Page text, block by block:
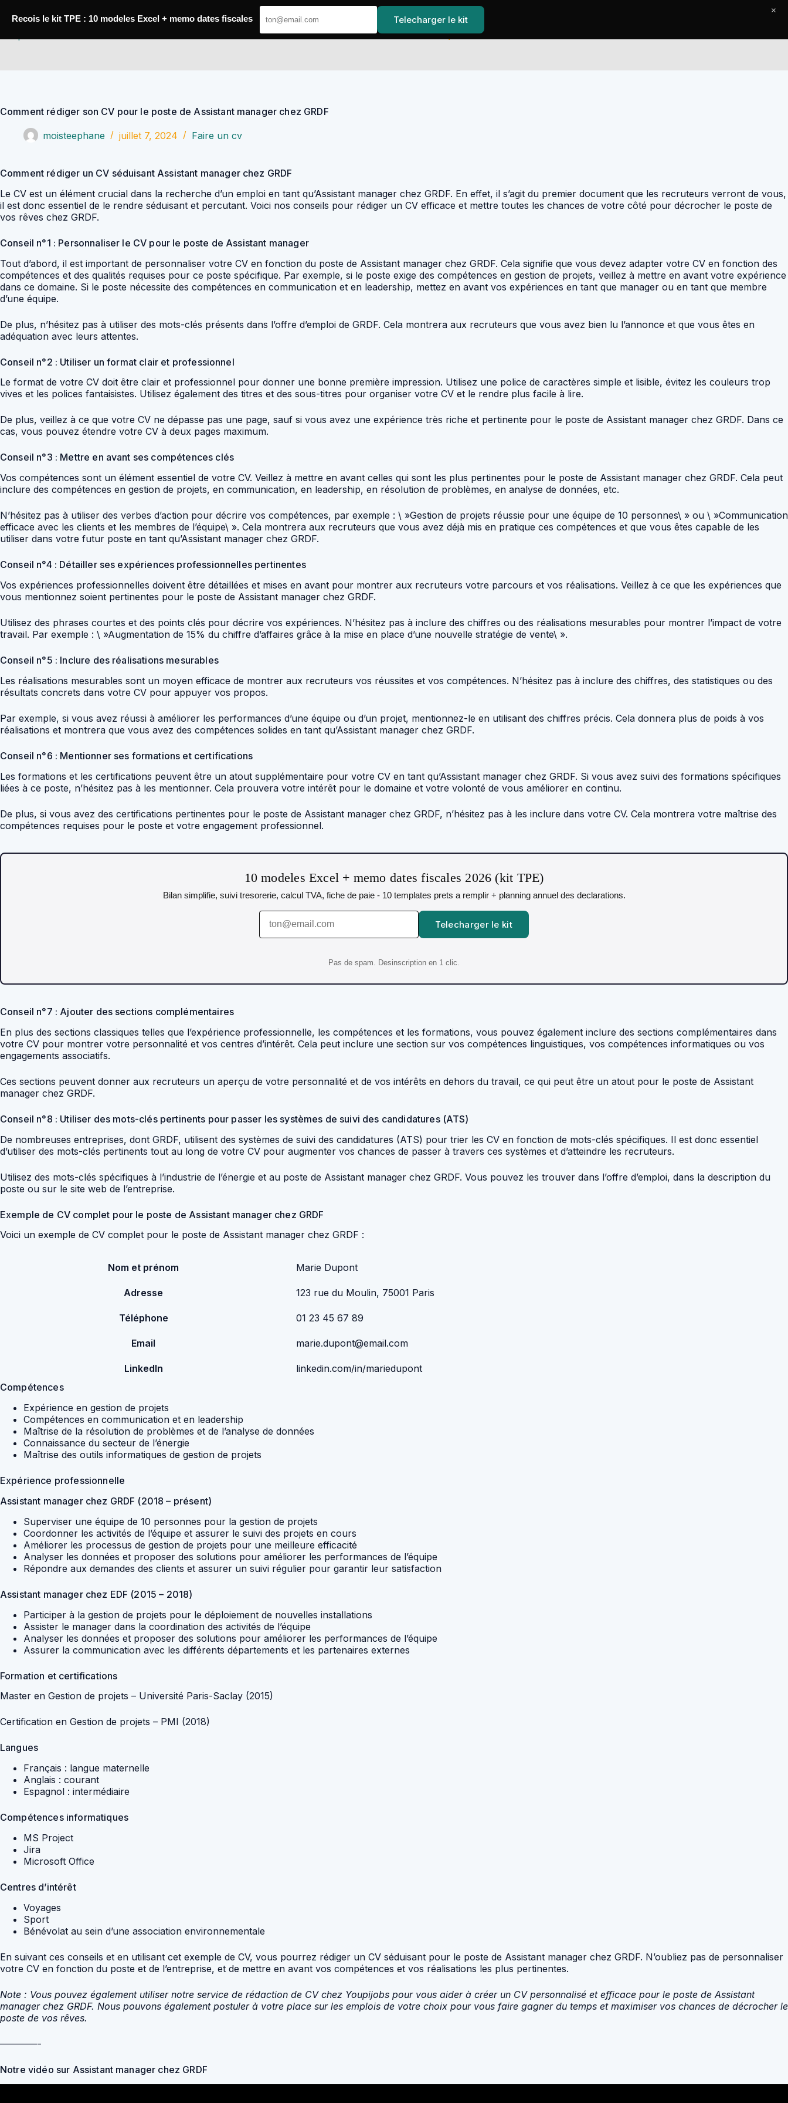
Comment rédiger son CV pour le poste de Assistant manager chez GRDF
moisteephane juillet 7, 2024 Faire un cv
Comment rédiger un CV séduisant Assistant manager chez GRDF
Le CV est un élément crucial dans la recherche d’un emploi en tant qu’Assistant manager chez GRDF. En effet, il s’agit du premier document que les recruteurs verront de vous,
il est donc essentiel de le rendre séduisant et percutant. Voici nos conseils pour rédiger un CV efficace et mettre toutes les chances de votre côté pour décrocher le poste de
vos rêves chez GRDF.
Conseil n°1 : Personnaliser le CV pour le poste de Assistant manager
Tout d’abord, il est important de personnaliser votre CV en fonction du poste de Assistant manager chez GRDF. Cela signifie que vous devez adapter votre CV en fonction des
compétences et des qualités requises pour ce poste spécifique. Par exemple, si le poste exige des compétences en gestion de projets, veillez à mettre en avant votre expérience
dans ce domaine. Si le poste nécessite des compétences en communication et en leadership, mettez en avant vos expériences en tant que manager ou en tant que membre
d’une équipe.
De plus, n’hésitez pas à utiliser des mots-clés présents dans l’offre d’emploi de GRDF. Cela montrera aux recruteurs que vous avez bien lu l’annonce et que vous êtes en
adéquation avec leurs attentes.
Conseil n°2 : Utiliser un format clair et professionnel
Le format de votre CV doit être clair et professionnel pour donner une bonne première impression. Utilisez une police de caractères simple et lisible, évitez les couleurs trop
vives et les polices fantaisistes. Utilisez également des titres et des sous-titres pour organiser votre CV et le rendre plus facile à lire.
De plus, veillez à ce que votre CV ne dépasse pas une page, sauf si vous avez une expérience très riche et pertinente pour le poste de Assistant manager chez GRDF. Dans ce
cas, vous pouvez étendre votre CV à deux pages maximum.
Conseil n°3 : Mettre en avant ses compétences clés
Vos compétences sont un élément essentiel de votre CV. Veillez à mettre en avant celles qui sont les plus pertinentes pour le poste de Assistant manager chez GRDF. Cela peut
inclure des compétences en gestion de projets, en communication, en leadership, en résolution de problèmes, en analyse de données, etc.
N’hésitez pas à utiliser des verbes d’action pour décrire vos compétences, par exemple : \ »Gestion de projets réussie pour une équipe de 10 personnes\ » ou \ »Communication
efficace avec les clients et les membres de l’équipe\ ». Cela montrera aux recruteurs que vous avez déjà mis en pratique ces compétences et que vous êtes capable de les
utiliser dans votre futur poste en tant qu’Assistant manager chez GRDF.
Conseil n°4 : Détailler ses expériences professionnelles pertinentes
Vos expériences professionnelles doivent être détaillées et mises en avant pour montrer aux recruteurs votre parcours et vos réalisations. Veillez à ce que les expériences que
vous mentionnez soient pertinentes pour le poste de Assistant manager chez GRDF.
Utilisez des phrases courtes et des points clés pour décrire vos expériences. N’hésitez pas à inclure des chiffres ou des réalisations mesurables pour montrer l’impact de votre
travail. Par exemple : \ »Augmentation de 15% du chiffre d’affaires grâce à la mise en place d’une nouvelle stratégie de vente\ ».
Conseil n°5 : Inclure des réalisations mesurables
Les réalisations mesurables sont un moyen efficace de montrer aux recruteurs vos réussites et vos compétences. N’hésitez pas à inclure des chiffres, des statistiques ou des
résultats concrets dans votre CV pour appuyer vos propos.
Par exemple, si vous avez réussi à améliorer les performances d’une équipe ou d’un projet, mentionnez-le en utilisant des chiffres précis. Cela donnera plus de poids à vos
réalisations et montrera que vous avez des compétences solides en tant qu’Assistant manager chez GRDF.
Conseil n°6 : Mentionner ses formations et certifications
Les formations et les certifications peuvent être un atout supplémentaire pour votre CV en tant qu’Assistant manager chez GRDF. Si vous avez suivi des formations spécifiques
liées à ce poste, n’hésitez pas à les mentionner. Cela prouvera votre intérêt pour le domaine et votre volonté de vous améliorer en continu.
De plus, si vous avez des certifications pertinentes pour le poste de Assistant manager chez GRDF, n’hésitez pas à les inclure dans votre CV. Cela montrera votre maîtrise des
compétences requises pour le poste et votre engagement professionnel.
10 modeles Excel + memo dates fiscales 2026 (kit TPE)
Bilan simplifie, suivi tresorerie, calcul TVA, fiche de paie - 10 templates prets a remplir + planning annuel des declarations.
Telecharger le kit
Pas de spam. Desinscription en 1 clic.
Conseil n°7 : Ajouter des sections complémentaires
En plus des sections classiques telles que l’expérience professionnelle, les compétences et les formations, vous pouvez également inclure des sections complémentaires dans
votre CV pour montrer votre personnalité et vos centres d’intérêt. Cela peut inclure une section sur vos compétences linguistiques, vos compétences informatiques ou vos
engagements associatifs.
Ces sections peuvent donner aux recruteurs un aperçu de votre personnalité et de vos intérêts en dehors du travail, ce qui peut être un atout pour le poste de Assistant
manager chez GRDF.
Conseil n°8 : Utiliser des mots-clés pertinents pour passer les systèmes de suivi des candidatures (ATS)
De nombreuses entreprises, dont GRDF, utilisent des systèmes de suivi des candidatures (ATS) pour trier les CV en fonction de mots-clés spécifiques. Il est donc essentiel
d’utiliser des mots-clés pertinents tout au long de votre CV pour augmenter vos chances de passer à travers ces systèmes et d’atteindre les recruteurs.
Utilisez des mots-clés spécifiques à l’industrie de l’énergie et au poste de Assistant manager chez GRDF. Vous pouvez les trouver dans l’offre d’emploi, dans la description du
poste ou sur le site web de l’entreprise.
Exemple de CV complet pour le poste de Assistant manager chez GRDF
Voici un exemple de CV complet pour le poste de Assistant manager chez GRDF :
Nom et prénom Marie Dupont
Adresse 123 rue du Moulin, 75001 Paris
Téléphone 01 23 45 67 89
Email marie.dupont@email.com
LinkedIn
linkedin.com/in/mariedupont
Compétences
Expérience en gestion de projets
Compétences en communication et en leadership
Maîtrise de la résolution de problèmes et de l’analyse de données
Connaissance du secteur de l’énergie
Maîtrise des outils informatiques de gestion de projets
Expérience professionnelle
Assistant manager chez GRDF (2018 – présent)
Superviser une équipe de 10 personnes pour la gestion de projets
Coordonner les activités de l’équipe et assurer le suivi des projets en cours
Améliorer les processus de gestion de projets pour une meilleure efficacité
Analyser les données et proposer des solutions pour améliorer les performances de l’équipe
Répondre aux demandes des clients et assurer un suivi régulier pour garantir leur satisfaction
Assistant manager chez EDF (2015 – 2018)
Participer à la gestion de projets pour le déploiement de nouvelles installations
Assister le manager dans la coordination des activités de l’équipe
Analyser les données et proposer des solutions pour améliorer les performances de l’équipe
Assurer la communication avec les différents départements et les partenaires externes
Formation et certifications
Master en Gestion de projets – Université Paris-Saclay (2015)
Certification en Gestion de projets – PMI (2018)
Langues
Français : langue maternelle
Anglais : courant
Espagnol : intermédiaire
Compétences informatiques
MS Project
Jira
Microsoft Office
Centres d’intérêt
Voyages
Sport
Bénévolat au sein d’une association environnementale
En suivant ces conseils et en utilisant cet exemple de CV, vous pourrez rédiger un CV séduisant pour le poste de Assistant manager chez GRDF. N’oubliez pas de personnaliser
votre CV en fonction du poste et de l’entreprise, et de mettre en avant vos compétences et vos réalisations les plus pertinentes.
Note : Vous pouvez également utiliser notre service de rédaction de CV chez Youpijobs pour vous aider à créer un CV personnalisé et efficace pour le poste de Assistant
manager chez GRDF. Nous pouvons également postuler à votre place sur les emplois de votre choix pour vous faire gagner du temps et maximiser vos chances de décrocher le
poste de vos rêves.
————-
Notre vidéo sur Assistant manager chez GRDF
Recois le kit TPE : 10 modeles Excel + memo dates fiscales Telecharger le kit
×